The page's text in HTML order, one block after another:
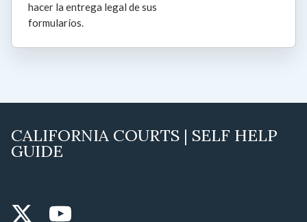
hacer la entrega legal de sus
formularios.
CALIFORNIA COURTS | SELF HELP
GUIDE